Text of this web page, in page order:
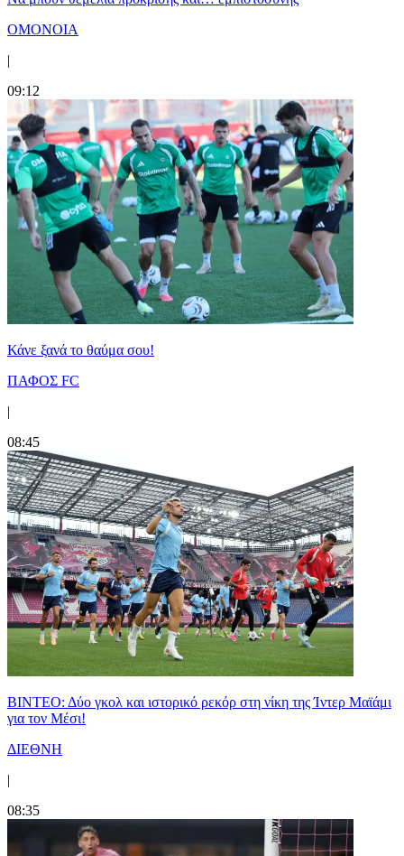
ΟΜΟΝΟΙΑ
|
09:12
Κάνε ξανά το θαύμα σου!
ΠΑΦΟΣ FC
|
08:45
ΒΙΝΤΕΟ: Δύο γκολ και ιστορικό ρεκόρ στη νίκη της Ίντερ Μαϊάμι
για τον Μέσι!
ΔΙΕΘΝΗ
|
08:35